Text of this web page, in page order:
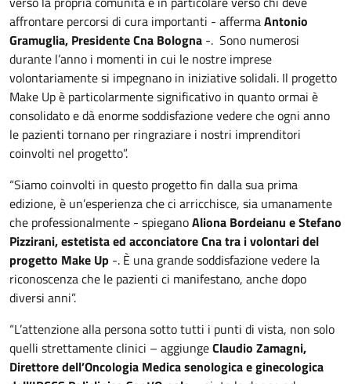
affrontare percorsi di cura importanti - affermaAntonio
Gramuglia, Presidente Cna Bologna -. Sono numerosi
durante l’anno i momenti in cui le nostre imprese
volontariamente si impegnano in iniziative solidali. Il progetto
Make Up è particolarmente significativo in quanto ormai è
consolidato e dà enorme soddisfazione vedere che ogni anno
le pazienti tornano per ringraziare i nostri imprenditori
coinvolti nel progetto”.
“Siamo coinvolti in questo progetto fin dalla sua prima
edizione, è un’esperienza che ci arricchisce, sia umanamente
che professionalmente - spieganoAliona Bordeianu e Stefano
Pizzirani, estetista ed acconciatore Cna tra i volontari del
progetto Make Up -. È una grande soddisfazione vedere la
riconoscenza che le pazienti ci manifestano, anche dopo
diversi anni”.
“L’attenzione alla persona sotto tutti i punti di vista, non solo
quelli strettamente clinici – aggiungeClaudio Zamagni,
Direttore dell’Oncologia Medica senologica e ginecologica